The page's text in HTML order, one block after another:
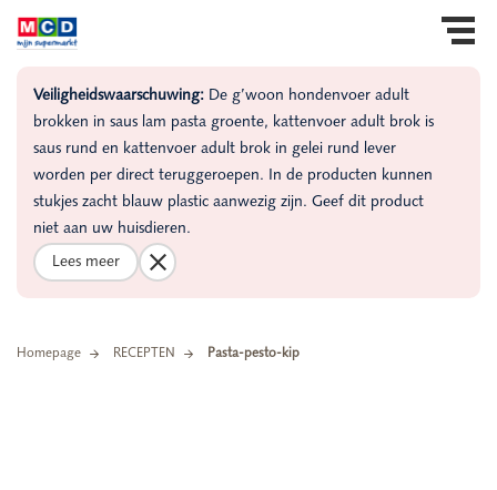
Veiligheidswaarschuwing: De g’woon hondenvoer adult
brokken in saus lam pasta groente, kattenvoer adult brok is
saus rund en kattenvoer adult brok in gelei rund lever
worden per direct teruggeroepen. In de producten kunnen
stukjes zacht blauw plastic aanwezig zijn. Geef dit product
niet aan uw huisdieren.
Lees meer
Homepage RECEPTEN Pasta-pesto-kip